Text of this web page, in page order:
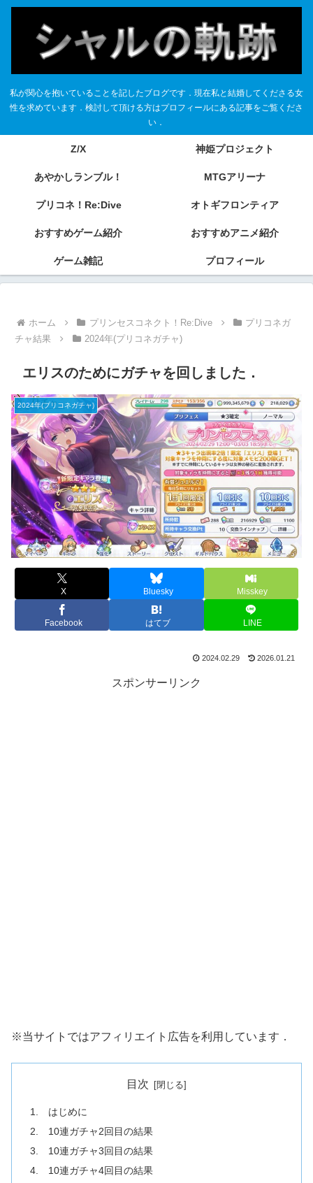
私が関心を抱いていることを記したブログです．現在私と結婚してくださる女
性を求めています．検討して頂ける方はプロフィールにある記事をご覧くださ
い．
Z/X 神姫プロジェクト
あやかしランブル！ MTGアリーナ
プリコネ！Re:Dive オトギフロンティア
おすすめゲーム紹介 おすすめアニメ紹介
ゲーム雑記 プロフィール
ホーム プリンセスコネクト！Re:Dive
プリコネガ
チャ結果
2024年(プリコネガチャ)
エリスのためにガチャを回しました．
2024年(プリコネガチャ)
X Bluesky Misskey
Facebook はてブ LINE
2024.02.29 2026.01.21
スポンサーリンク
※当サイトではアフィリエイト広告を利用しています．
目次
1. はじめに
2. 10連ガチャ2回目の結果
3. 10連ガチャ3回目の結果
4. 10連ガチャ4回目の結果